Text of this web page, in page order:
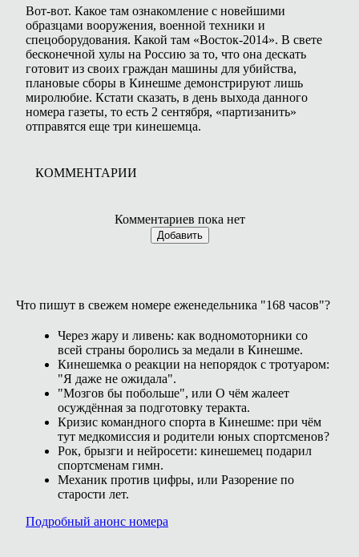
Вот-вот. Какое там ознакомление с новейшими
образцами вооружения, военной техники и
спецоборудования. Какой там «Восток-2014». В свете
бесконечной хулы на Россию за то, что она дескать
готовит из своих граждан машины для убийства,
плановые сборы в Кинешме демонстрируют лишь
миролюбие. Кстати сказать, в день выхода данного
номера газеты, то есть 2 сентября, «партизанить»
отправятся еще три кинешемца.
КОММЕНТАРИИ
Комментариев пока нет
Добавить
Что пишут в свежем номере еженедельника "168 часов"?
Через жару и ливень: как водномоторники со
всей страны боролись за медали в Кинешме.
Кинешемка о реакции на непорядок с тротуаром:
"Я даже не ожидала".
"Мозгов бы побольше", или О чём жалеет
осуждённая за подготовку теракта.
Кризис командного спорта в Кинешме: при чём
тут медкомиссия и родители юных спортсменов?
Рок, брызги и нейросети: кинешемец подарил
спортсменам гимн.
Механик против цифры, или Разорение по
старости лет.
Подробный анонс номера